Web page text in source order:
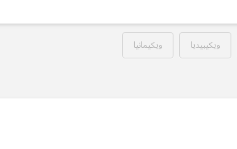
ويكيبيديا ويكيمانيا